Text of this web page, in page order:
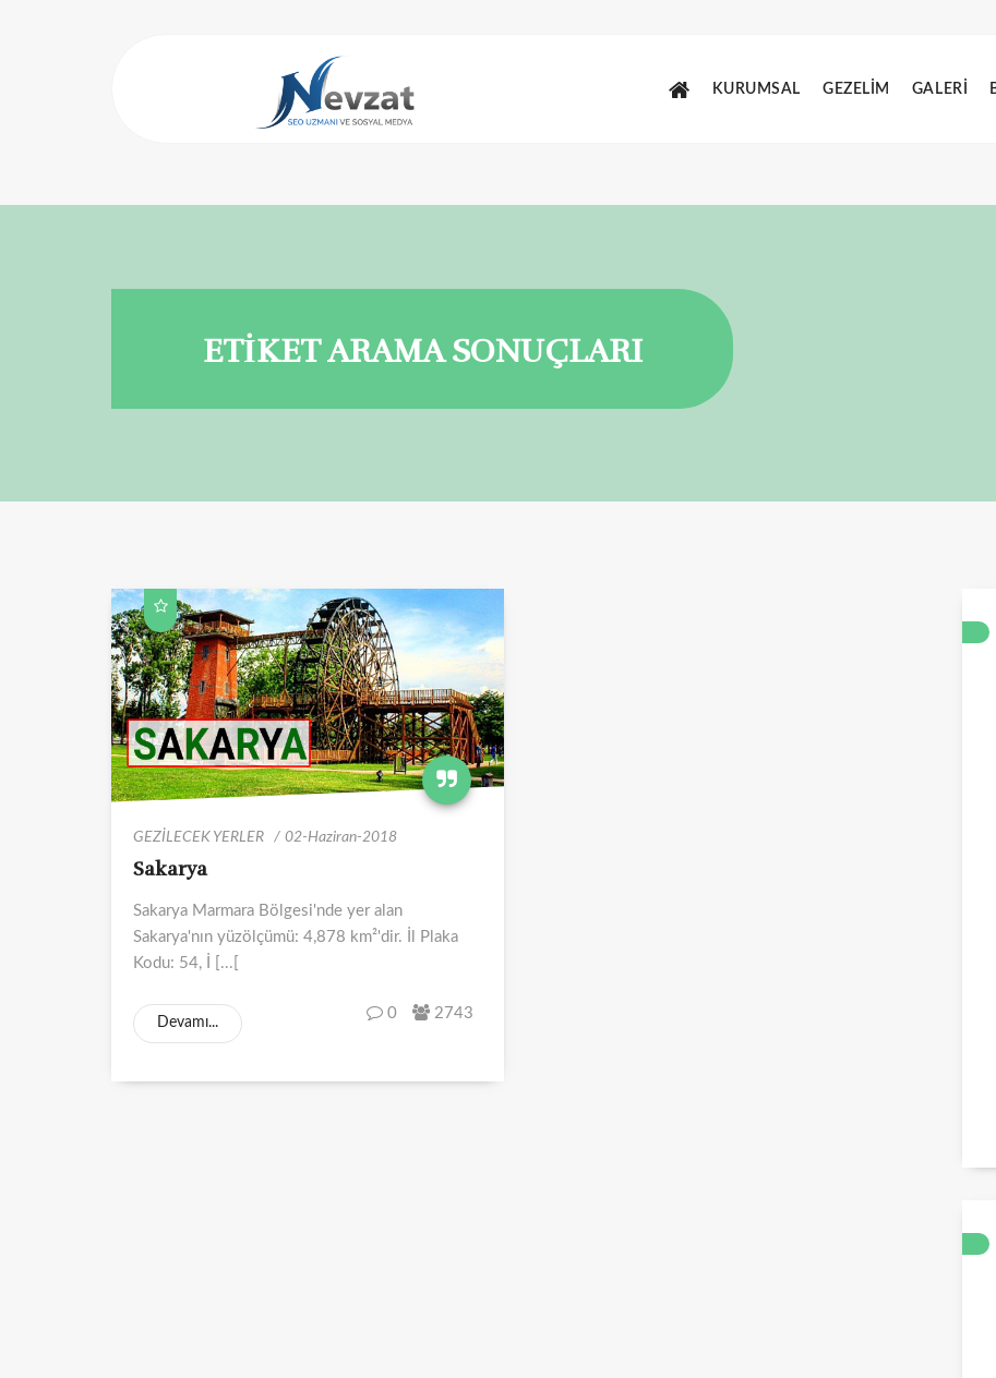
KURUMSAL GEZELİM GALERİ
ETİKET ARAMA SONUÇLARI
GEZİLECEK YERLER 02-Haziran-2018
Sakarya
Sakarya Marmara Bölgesi'nde yer alan
Sakarya'nın yüzölçümü: 4,878 km²'dir. İl Plaka
Kodu: 54, İ [...[
Devamı...
0 2743